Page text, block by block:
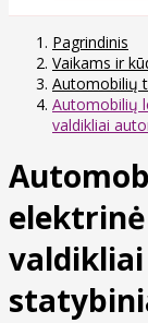
Pagrindinis
Vaikams ir
Automobilių
Automobilių
valdikliai